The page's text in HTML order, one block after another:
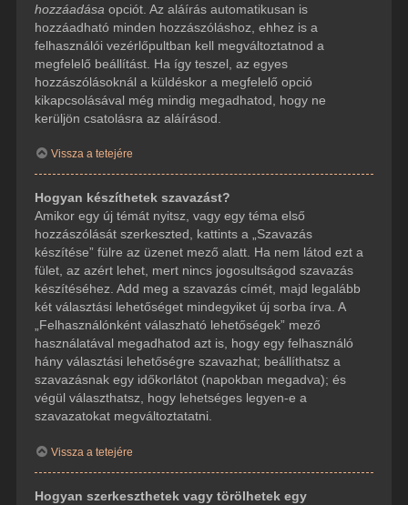
hozzáadása opciót. Az aláírás automatikusan is
hozzáadható minden hozzászóláshoz, ehhez is a
felhasználói vezérlőpultban kell megváltoztatnod a
megfelelő beállítást. Ha így teszel, az egyes
hozzászólásoknál a küldéskor a megfelelő opció
kikapcsolásával még mindig megadhatod, hogy ne
kerüljön csatolásra az aláírásod.
Vissza a tetejére
Hogyan készíthetek szavazást?
Amikor egy új témát nyitsz, vagy egy téma első
hozzászólását szerkeszted, kattints a „Szavazás
készítése” fülre az üzenet mező alatt. Ha nem látod ezt a
fület, az azért lehet, mert nincs jogosultságod szavazás
készítéséhez. Add meg a szavazás címét, majd legalább
két választási lehetőséget mindegyiket új sorba írva. A
„Felhasználónként válaszható lehetőségek” mező
használatával megadhatod azt is, hogy egy felhasználó
hány választási lehetőségre szavazhat; beállíthatsz a
szavazásnak egy időkorlátot (napokban megadva); és
végül választhatsz, hogy lehetséges legyen-e a
szavazatokat megváltoztatatni.
Vissza a tetejére
Hogyan szerkeszthetek vagy törölhetek egy